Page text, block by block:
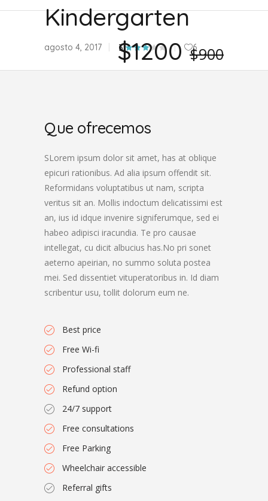
Kindergarten
agosto 4, 2017 3 6
$1200 $900
Que ofrecemos
SLorem ipsum dolor sit amet, has at oblique
epicuri rationibus. Ad alia ipsum offendit sit.
Reformidans voluptatibus ut nam, scripta
veritus sit an. Mollis indoctum delicatissimi est
an, ius id idque invenire signiferumque, sed ei
habeo adipisci iracundia. Te pro causae
intellegat, cu dicit albucius has.No pri sonet
aeterno apeirian, no summo soluta postea
mei. Sed dissentiet vituperatoribus in. Id diam
scribentur usu, tollit dolorum eum ne.
Best price
Free Wi-fi
Professional staff
Refund option
24/7 support
Free consultations
Free Parking
Wheelchair accessible
Referral gifts